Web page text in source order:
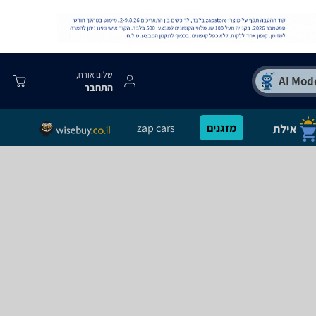
שלום אורח,
התחבר
מזגנים zap cars